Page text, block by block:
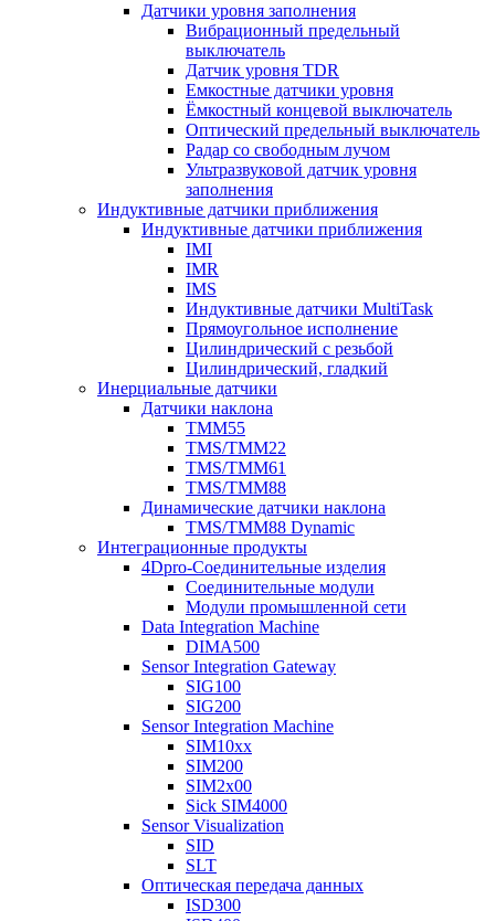
Датчики уровня заполнения
Вибрационный предельный
выключатель
Датчик уровня TDR
Емкостные датчики уровня
Ёмкостный концевой выключатель
Оптический предельный выключатель
Радар со свободным лучом
Ультразвуковой датчик уровня
заполнения
Индуктивные датчики приближения
Индуктивные датчики приближения
IMI
IMR
IMS
Индуктивные датчики MultiTask
Прямоугольное исполнение
Цилиндрический с резьбой
Цилиндрический, гладкий
Инерциальные датчики
Датчики наклона
TMM55
TMS/TMM22
TMS/TMM61
TMS/TMM88
Динамические датчики наклона
TMS/TMM88 Dynamic
Интеграционные продукты
4Dpro-Соединительные изделия
Соединительные модули
Модули промышленной сети
Data Integration Machine
DIMA500
Sensor Integration Gateway
SIG100
SIG200
Sensor Integration Machine
SIM10xx
SIM200
SIM2x00
Sick SIM4000
Sensor Visualization
SID
SLT
Оптическая передача данных
ISD300